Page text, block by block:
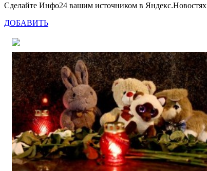
Сделайте Инфо24 вашим источником в Яндекс.Новостях
ДОБАВИТЬ